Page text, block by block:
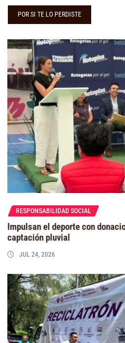
POR SI TE LO PERDISTE
RESPONSABILIDAD SOCIAL
Impulsan el deporte con
captación pluvial
JUL 24, 2026